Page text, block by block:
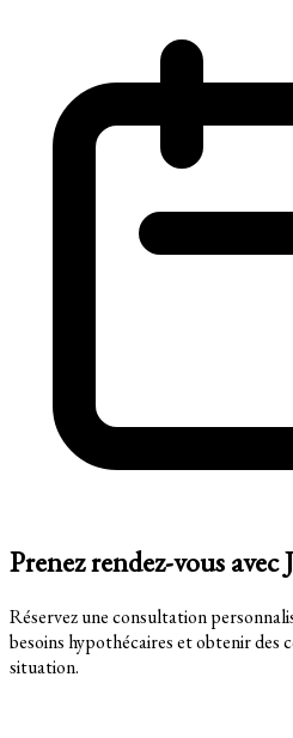
Prenez rendez-vous avec
Réservez une consultation
besoins hypothécaires et obtenir des
situation.